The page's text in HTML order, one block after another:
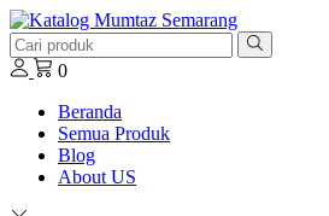
0
Beranda
Semua Produk
Blog
About US